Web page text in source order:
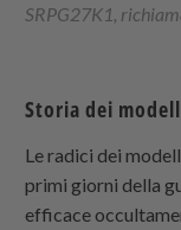
SRPG27K1,
Storia dei
Le radici dei
primi giorni della
efficace